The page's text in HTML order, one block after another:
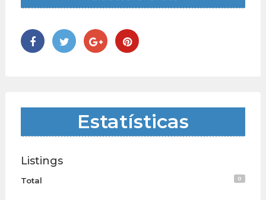
Estatísticas
Listings
Total 0